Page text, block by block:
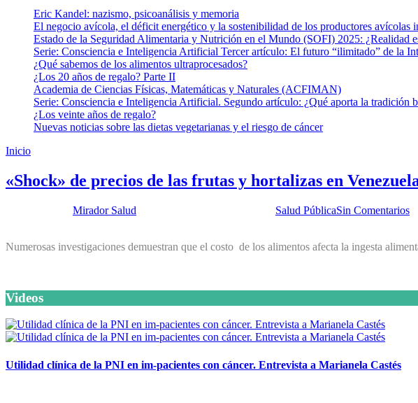
Eric Kandel: nazismo, psicoanálisis y memoria
El negocio avícola, el déficit energético y la sostenibilidad de los productores avícolas
Estado de la Seguridad Alimentaria y Nutrición en el Mundo (SOFI) 2025: ¿Realidad
Serie: Consciencia e Inteligencia Artificial Tercer artículo: El futuro “ilimitado” de la
¿Qué sabemos de los alimentos ultraprocesados?
¿Los 20 años de regalo? Parte II
Academia de Ciencias Físicas, Matemáticas y Naturales (ACFIMAN)
Serie: Consciencia e Inteligencia Artificial. Segundo artículo: ¿Qué aporta la tradición
¿Los veinte años de regalo?
Nuevas noticias sobre las dietas vegetarianas y el riesgo de cáncer
Inicio
«Shock» de precios de las frutas y hortalizas en
Mirador Salud Salud PúblicaSin Comentarios
Numerosas investigaciones demuestran que el costo de los alimentos afecta la ingesta
Videos
Utilidad clínica de la PNI en im-pacientes con cáncer. Entrevista a Marianela Castés